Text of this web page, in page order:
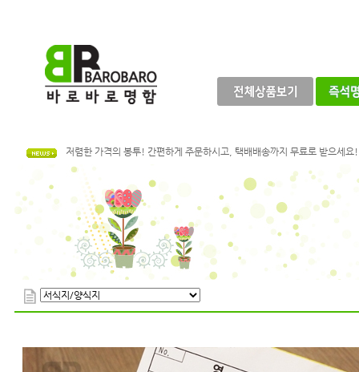
골드 시리오펄! 금색상의 화려함으로 개성을 표현해보세요.
저렴한 가격의 봉투! 간편하게 주문하시고, 택배배송까지 무료로 받으세요!
전단지 가격 인하! 더 저렴한 가격으로 제작하시고, 택배배송도 무료로 받
명함이 필요한데 디자인이 없으시다면, 바로바로에서 준비한 샘플로 제작
다양한 후가공으로 나만의 특별하고 독특한 명함을 제작해 보세요!
나무의 질감이 느껴지는 재생지명함
골드 시리오펄! 금색상의 화려함으로 개성을 표현해보세요.
여러가지 색상으로 가공된 색지명함으로, 나만의 개성을 돋보일 수 있습니
바로 완성되는 즉석디지털명함을 다양한 용지로 만나보실 수 있습니다!
저렴한 가격의 봉투! 간편하게 주문하시고, 택배배송까지 무료로 받으세요!
전단지 가격 인하! 더 저렴한 가격으로 제작하시고, 택배배송도 무료로 받
나무의 질감이 느껴지는 재생지명함